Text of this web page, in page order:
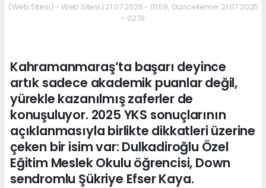
(Web Sitesi) - Web Sitesi | 21.07.2025 - 01:59, Güncelleme: 21.07.2025
- 02:19
Kahramanmaraş’ta başarı deyince
artık sadece akademik puanlar değil,
yürekle kazanılmış zaferler de
konuşuluyor. 2025 YKS sonuçlarının
açıklanmasıyla birlikte dikkatleri üzerine
çeken bir isim var: Dulkadiroğlu Özel
Eğitim Meslek Okulu öğrencisi, Down
sendromlu Şükriye Efser Kaya.